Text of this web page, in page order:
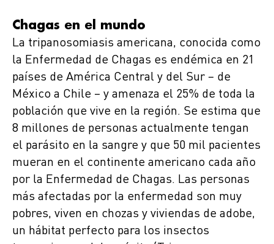
Chagas en el mundo
La tripanosomiasis americana, conocida como
la Enfermedad de Chagas es endémica en 21
países de América Central y del Sur – de
México a Chile – y amenaza el 25% de toda la
población que vive en la región. Se estima que
8 millones de personas actualmente tengan
el parásito en la sangre y que 50 mil pacientes
mueran en el continente americano cada año
por la Enfermedad de Chagas. Las personas
más afectadas por la enfermedad son muy
pobres, viven en chozas y viviendas de adobe,
un hábitat perfecto para los insectos